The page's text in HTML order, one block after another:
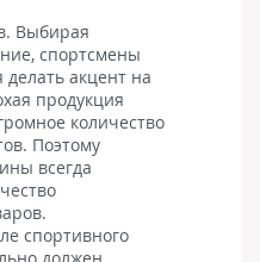
Выбирая
спортсмены
делать акцент на
продукция
количество
Поэтому
всегда
спортивного